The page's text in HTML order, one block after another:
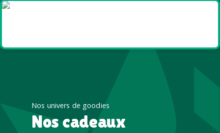
Nos univers de goodies
Nos cadeaux